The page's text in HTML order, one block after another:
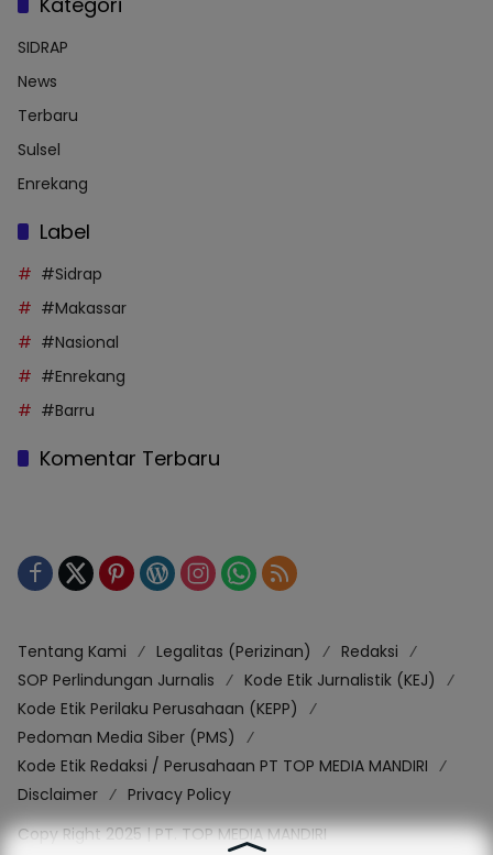
SIDRAP
News
Terbaru
Sulsel
Enrekang
Label
#Sidrap
#Makassar
#Nasional
#Enrekang
#Barru
Komentar Terbaru
Tentang Kami Legalitas (Perizinan)
Redaksi
SOP Perlindungan Jurnalis
Kode Etik Jurnalistik (KEJ)
Kode Etik Perilaku Perusahaan (KEPP)
Pedoman Media Siber (PMS)
Kode Etik Redaksi / Perusahaan PT TOP MEDIA MANDIRI
Disclaimer
Privacy Policy
Copy Right 2025 | PT. TOP MEDIA MANDIRI